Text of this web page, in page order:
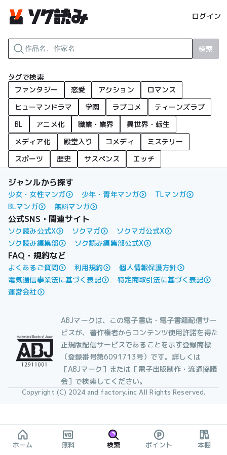
ログイン
検索
タグで検索
ファンタジー
恋愛 アクション
ロマンス
ヒューマンドラマ
学園 ラブコメ
ティーンズラブ
BL
アニメ化 職業・業界
異世界・転生
メディア化
殿堂入り コメディ
ミステリー
スポーツ
歴史 サスペンス エッチ
ジャンルから探す
少女・女性マンガ 少年・青年マンガ
TLマンガ
BLマンガ
無料マンガ
公式SNS・関連サイト
ソク読み公式X ソクマガ
ソクマガ公式X
ソク読み編集部
ソク読み編集部公式X
FAQ・規約など
よくあるご質問 利用規約
個人情報保護方針
電気通信事業法に基づく表記
特定商取引法に基づく表記
運営会社
ABJマークは、この電子書店・電子書籍配信サー
ビスが、著作権者からコンテンツ使用許諾を得た
正規版配信サービスであることを示す登録商標
（登録番号第6091713号）です。詳しくは
［ABJマーク］または［電子出版制作・流通協議
会］で検索してください。
Copyright (C) 2024 and factory,inc All Rights Reserved.
ホーム 無料 検索 ポイント 本棚